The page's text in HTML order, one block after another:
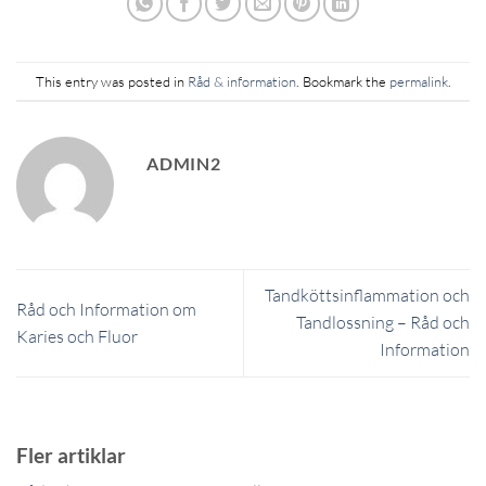
This entry was posted in Råd & information. Bookmark the permalink.
ADMIN2
Råd och Information om
Karies och Fluor
Tandköttsinflammation och
Tandlossning – Råd och
Information
Fler artiklar